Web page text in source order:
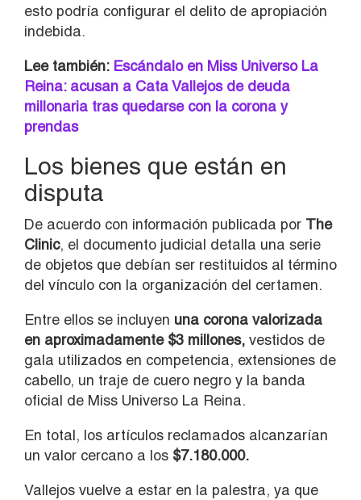
esto podría configurar el delito de apropiación
indebida.
Lee también: Escándalo en Miss Universo La
Reina: acusan a Cata Vallejos de deuda
millonaria tras quedarse con la corona y
prendas
Los bienes que están en
disputa
De acuerdo con información publicada por The
Clinic, el documento judicial detalla una serie
de objetos que debían ser restituidos al término
del vínculo con la organización del certamen.
Entre ellos se incluyen una corona valorizada
en aproximadamente $3 millones, vestidos de
gala utilizados en competencia, extensiones de
cabello, un traje de cuero negro y la banda
oficial de Miss Universo La Reina.
En total, los artículos reclamados alcanzarían
un valor cercano a los $7.180.000.
Vallejos vuelve a estar en la palestra, ya que